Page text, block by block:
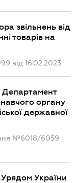
звільнень від
товарів на
від 16.02.2023
органу
державної
№6018/6059
України